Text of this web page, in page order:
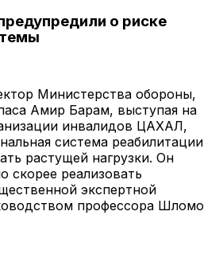
о риске
Министерства обороны,
Амир Барам, выступая на
инвалидов ЦАХАЛ,
система реабилитации
растущей нагрузки. Он
скорее реализовать
экспертной
профессора Шломо